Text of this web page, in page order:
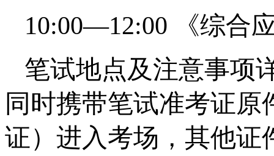
10:00—12:00 《综合
笔试地点及注意事项
同时携带笔试准考证
证）进入考场，其他证